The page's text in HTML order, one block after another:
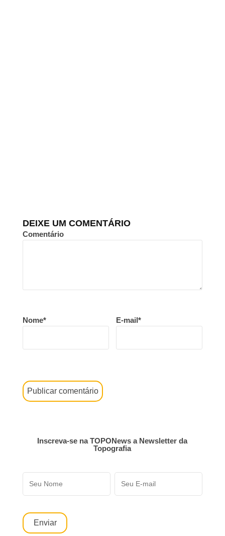
DEIXE UM COMENTÁRIO
Comentário
Nome* E-mail*
Inscreva-se na TOPONews a Newsletter da
Topografia